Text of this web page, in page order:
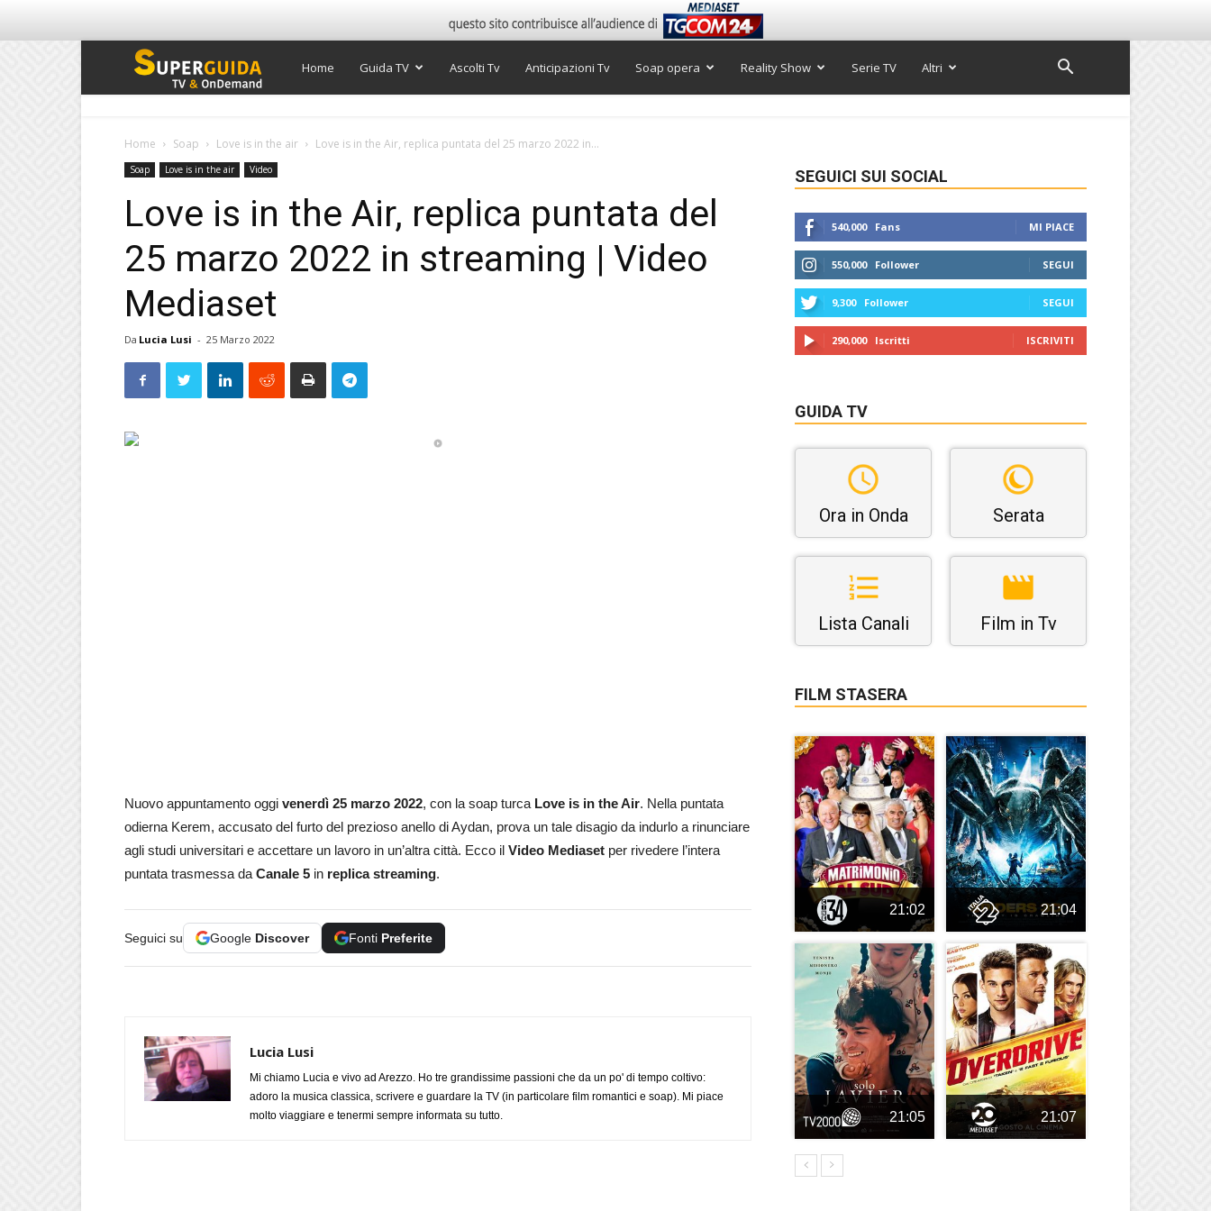
Super
Home Guida TV Ascolti Tv Anticipazioni Tv Soap opera Reality Show Serie TV Altri
Home Soap Love is in the air Love is in the Air, replica puntata del 25 marzo 2022 in...
Soap Love is in the air Video
Love is in the Air, replica puntata del
25 marzo 2022 in streaming | Video
Mediaset
Da Lucia Lusi - 25 Marzo 2022
Nuovo appuntamento oggi venerdì 25 marzo 2022, con la soap turca Love is in the Air. Nella puntata
odierna Kerem, accusato del furto del prezioso anello di Aydan, prova un tale disagio da indurlo a rinunciare
agli studi universitari e accettare un lavoro in un’altra città. Ecco il Video Mediaset per rivedere l’intera
puntata trasmessa da Canale 5 in replica streaming.
Seguici su Google Discover Fonti Preferite
Lucia Lusi
Mi chiamo Lucia e vivo ad Arezzo. Ho tre grandissime passioni che da un po' di tempo coltivo:
adoro la musica classica, scrivere e guardare la TV (in particolare film romantici e soap). Mi piace
molto viaggiare e tenermi sempre informata su tutto.
SEGUICI SUI SOCIAL
540,000 Fans MI PIACE
550,000 Follower SEGUI
9,300 Follower SEGUI
290,000 Iscritti ISCRIVITI
GUIDA TV
Ora in Onda Serata
Lista Canali Film in Tv
FILM STASERA
21:02 21:04
21:05 21:07